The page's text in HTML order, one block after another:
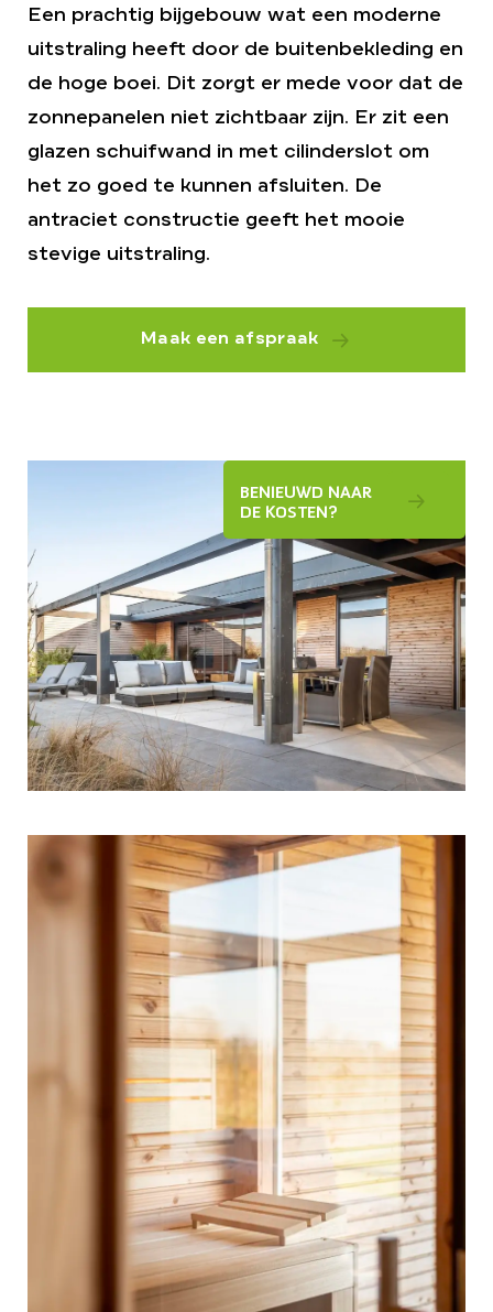
Een prachtig bijgebouw wat een moderne
uitstraling heeft door de buitenbekleding en
de hoge boei. Dit zorgt er mede voor dat de
zonnepanelen niet zichtbaar zijn. Er zit een
glazen schuifwand in met cilinderslot om
het zo goed te kunnen afsluiten. De
antraciet constructie geeft het mooie
stevige uitstraling.
Maak een afspraak
BENIEUWD NAAR
DE KOSTEN?